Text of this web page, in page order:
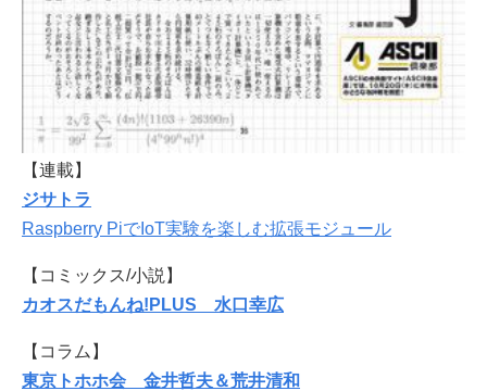
【連載】
ジサトラ
Raspberry PiでIoT実験を楽しむ拡張モジュール
【コミックス/小説】
カオスだもんね!PLUS 水口幸広
【コラム】
東京トホホ会 金井哲夫＆荒井清和